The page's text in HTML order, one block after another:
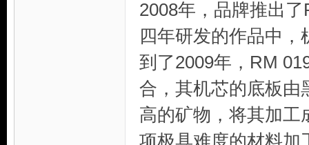
2008年，品牌推出
四年研发的作品中
到了2009年，RM
合，其机芯的底板由
高的矿物，将其加工
项极具难度的材料加